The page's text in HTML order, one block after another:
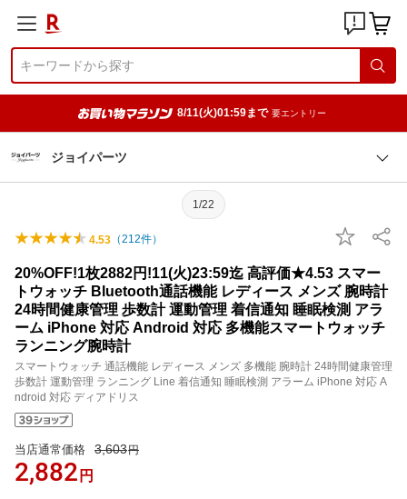
8/11(火)01:59まで 要エントリー
ジョイパーツ
1/22
4.53 （212件）
20%OFF!1枚2882円!11(火)23:59迄 高評価★4.53 スマー
トウォッチ Bluetooth通話機能 レディース メンズ 腕時計
24時間健康管理 歩数計 運動管理 着信通知 睡眠検測 アラ
ーム iPhone 対応 Android 対応 多機能スマートウォッチ
ランニング腕時計
スマートウォッチ 通話機能 レディース メンズ 多機能 腕時計 24時間健康管理
歩数計 運動管理 ランニング Line 着信通知 睡眠検測 アラーム iPhone 対応 A
ndroid 対応 ディアドリス
当店通常価格 3,603円
2,882 円